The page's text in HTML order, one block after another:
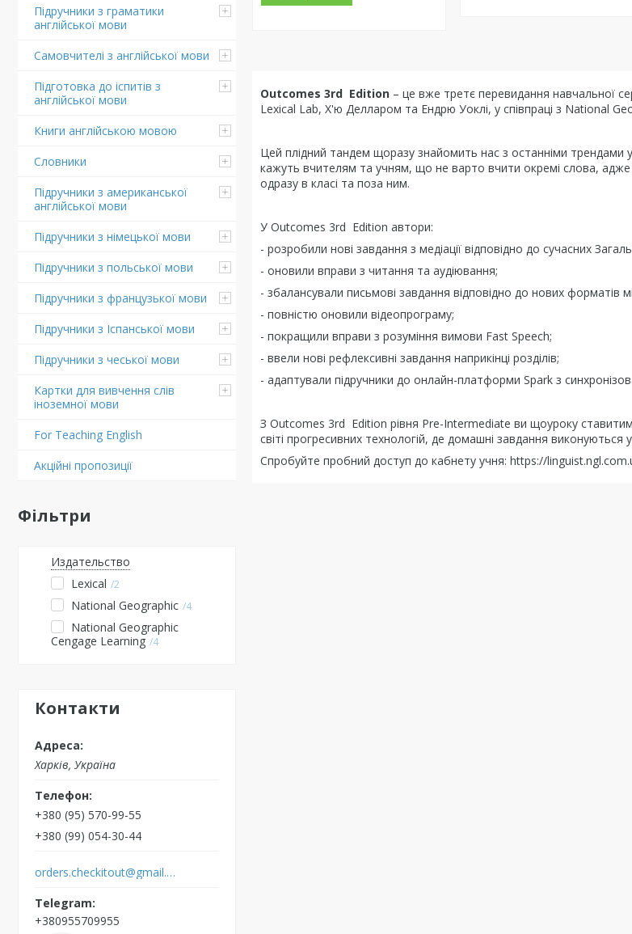
Підручники з граматики
англійської мови
Самовчителі з англійської мови
Підготовка до іспитів з
англійської мови
Книги англійською мовою
Словники
Підручники з американської
англійської мови
Підручники з німецької мови
Підручники з польської мови
Підручники з французької мови
Підручники з Іспанської мови
Підручники з чеської мови
Картки для вивчення слів
іноземної мови
For Teaching English
Акційні пропозиції
Фільтри
Издательство
Lexical 2
National Geographic 4
National Geographic
Cengage Learning 4
Контакти
Харків, Україна
+380 (95) 570-99-55
+380 (99) 054-30-44
orders.checkitout@gmail.com
+380955709955
Outcomes 3rd Edition – це вже третє перевидання навчальної
Lexical Lab, Х'ю Делларом та Ендрю Уоклі, у співпраці з National
Цей плідний тандем щоразу знайомить нас з останніми трендами
кажуть вчителям та учням, що не варто вчити окремі слова,
одразу в класі та поза ним.
У Outcomes 3rd Edition автори:
- розробили нові завдання з медіації відповідно до сучасних
- оновили вправи з читання та аудіювання;
- збалансували письмові завдання відповідно до нових форматів
- повністю оновили відеопрограму;
- покращили вправи з розуміння вимови Fast Speech;
- ввели нові рефлексивні завдання наприкінці розділів;
- адаптували підручники до онлайн-платформи Spark з
З Outcomes 3rd Edition рівня Pre-Intermediate ви щоуроку ставитиме
світі прогресивних технологій, де домашні завдання виконуються
Спробуйте пробний доступ до кабнету учня: https://